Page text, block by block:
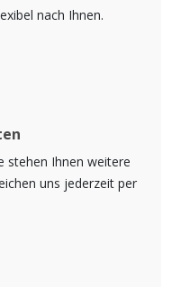
nach Ihnen.
stehen Ihnen weitere
uns jederzeit per